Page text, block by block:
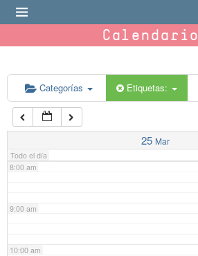
Calendario
Categorías Etiquetas:
25 Mar
Todo el día
6:00 am
7:00 am
8:00 am
9:00 am
10:00 am